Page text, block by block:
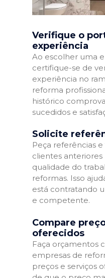
Verifique o
experiência
Ao escolher uma
certifique-se de
experiência no
reforma
histórico
sucedidos e
Solicite
Peça referências
clientes
qualidade do
reformas. Isso
está contratando
e competente.
Compare
oferecidos
Faça orçamentos
empresas de
preços e serviços